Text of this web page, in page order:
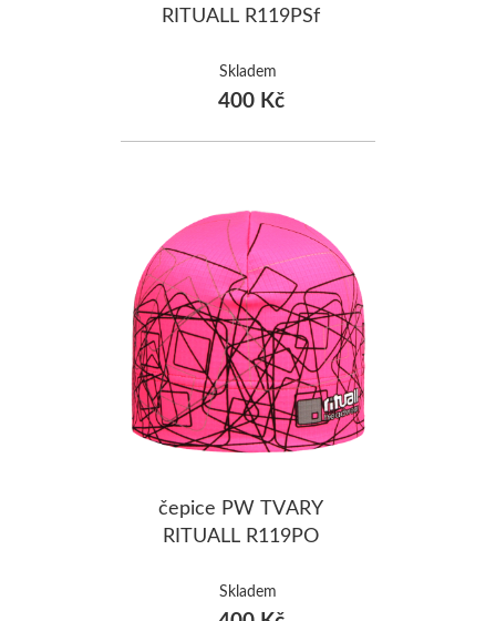
RITUALL R119PSf
Skladem
400 Kč
čepice PW TVARY
RITUALL R119PO
Skladem